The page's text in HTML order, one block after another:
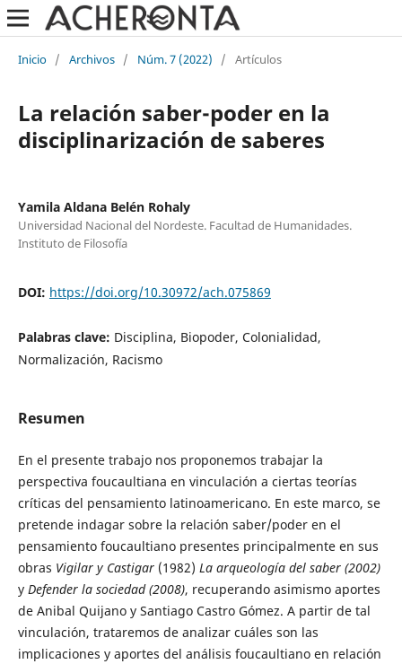
Inicio / Archivos / Núm. 7 (2022) / Artículos
La relación saber-poder en la
disciplinarización de saberes
Yamila Aldana Belén Rohaly
Universidad Nacional del Nordeste. Facultad de Humanidades.
Instituto de Filosofía
DOI: https://doi.org/10.30972/ach.075869
Palabras clave: Disciplina, Biopoder, Colonialidad,
Normalización, Racismo
Resumen
En el presente trabajo nos proponemos trabajar la
perspectiva foucaultiana en vinculación a ciertas teorías
críticas del pensamiento latinoamericano. En este marco, se
pretende indagar sobre la relación saber/poder en el
pensamiento foucaultiano presentes principalmente en sus
obras Vigilar y Castigar(1982) La arqueología del saber (2002)
y Defender la sociedad (2008), recuperando asimismo aportes
de Anibal Quijano y Santiago Castro Gómez. A partir de tal
vinculación, trataremos de analizar cuáles son las
implicaciones y aportes del análisis foucaultiano en relación